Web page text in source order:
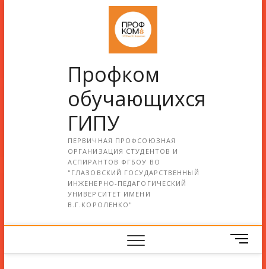
Профком
обучающихся
ГИПУ
ПЕРВИЧНАЯ ПРОФСОЮЗНАЯ
ОРГАНИЗАЦИЯ СТУДЕНТОВ И
АСПИРАНТОВ ФГБОУ ВО
"ГЛАЗОВСКИЙ ГОСУДАРСТВЕННЫЙ
ИНЖЕНЕРНО-ПЕДАГОГИЧЕСКИЙ
УНИВЕРСИТЕТ ИМЕНИ
В.Г.КОРОЛЕНКО"
М
е